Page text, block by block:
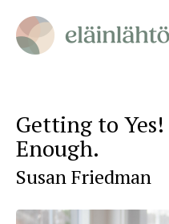
Getting to
Enough.
Susan Friedman